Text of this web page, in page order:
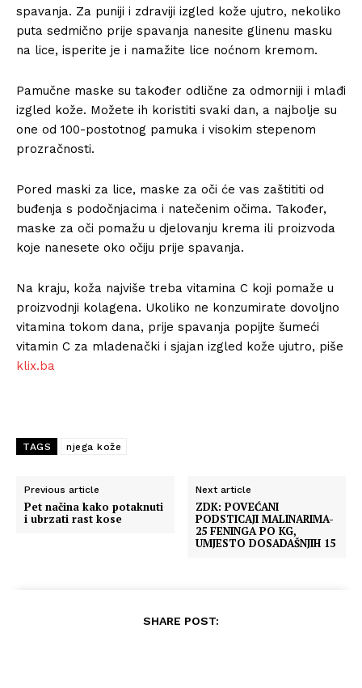
spavanja. Za puniji i zdraviji izgled kože ujutro, nekoliko
puta sedmično prije spavanja nanesite glinenu masku
na lice, isperite je i namažite lice noćnom kremom.
Pamučne maske su također odlične za odmorniji i mlađi
izgled kože. Možete ih koristiti svaki dan, a najbolje su
one od 100-postotnog pamuka i visokim stepenom
prozračnosti.
Pored maski za lice, maske za oči će vas zaštititi od
buđenja s podočnjacima i natečenim očima. Također,
maske za oči pomažu u djelovanju krema ili proizvoda
koje nanesete oko očiju prije spavanja.
Na kraju, koža najviše treba vitamina C koji pomaže u
proizvodnji kolagena. Ukoliko ne konzumirate dovoljno
vitamina tokom dana, prije spavanja popijte šumeći
vitamin C za mladenački i sjajan izgled kože ujutro, piše
klix.ba
TAGS njega kože
Previous article
Pet načina kako potaknuti
i ubrzati rast kose
Next article
ZDK: POVEĆANI
PODSTICAJI MALINARIMA-
25 FENINGA PO KG,
UMJESTO DOSADAŠNJIH 15
SHARE POST: